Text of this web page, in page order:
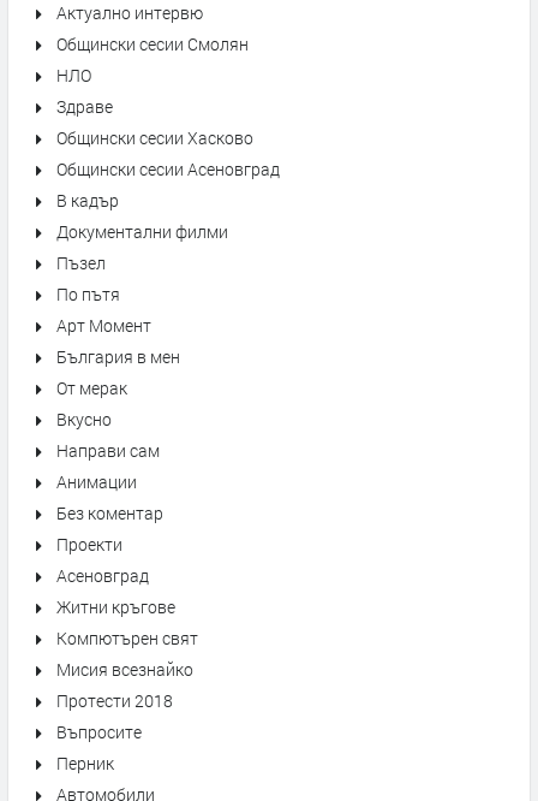
Актуално интервю
Общински сесии Смолян
НЛО
Здраве
Общински сесии Хасково
Общински сесии Асеновград
В кадър
Документални филми
Пъзел
По пътя
Арт Момент
България в мен
От мерак
Вкусно
Направи сам
Анимации
Без коментар
Проекти
Асеновград
Житни кръгове
Компютърен свят
Мисия всезнайко
Протести 2018
Въпросите
Перник
Автомобили